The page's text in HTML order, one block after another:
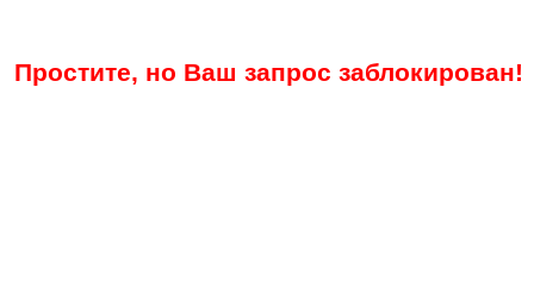
Простите, но Ваш запрос заблокирован!